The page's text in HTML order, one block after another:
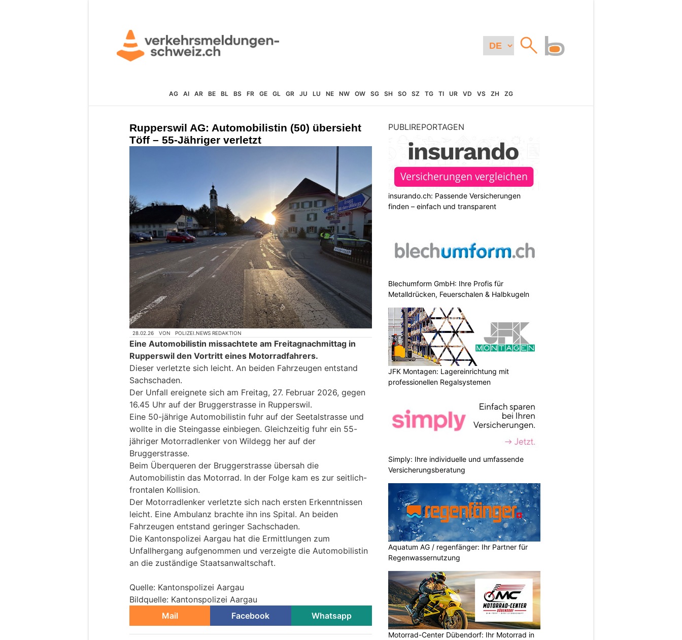
AG AI AR BE BL BS FR GE GL GR JU LU NE NW OW SG SH SO SZ TG TI UR VD VS ZH ZG
Rupperswil AG: Automobilistin (50) übersieht
Töff – 55-Jähriger verletzt
28.02.26 VON POLIZEI.NEWS REDAKTION
Eine Automobilistin missachtete am Freitagnachmittag in
Rupperswil den Vortritt eines Motorradfahrers.
Dieser verletzte sich leicht. An beiden Fahrzeugen entstand
Sachschaden.
Der Unfall ereignete sich am Freitag, 27. Februar 2026, gegen
16.45 Uhr auf der Bruggerstrasse in Rupperswil.
Eine 50-jährige Automobilistin fuhr auf der Seetalstrasse und
wollte in die Steingasse einbiegen. Gleichzeitig fuhr ein 55-
jähriger Motorradlenker von Wildegg her auf der
Bruggerstrasse.
Beim Überqueren der Bruggerstrasse übersah die
Automobilistin das Motorrad. In der Folge kam es zur seitlich-
frontalen Kollision.
Der Motorradlenker verletzte sich nach ersten Erkenntnissen
leicht. Eine Ambulanz brachte ihn ins Spital. An beiden
Fahrzeugen entstand geringer Sachschaden.
Die Kantonspolizei Aargau hat die Ermittlungen zum
Unfallhergang aufgenommen und verzeigte die Automobilistin
an die zuständige Staatsanwaltschaft.
Quelle: Kantonspolizei Aargau
Bildquelle: Kantonspolizei Aargau
Mail
Facebook Whatsapp
PUBLIREPORTAGEN
insurando.ch: Passende Versicherungen
finden – einfach und transparent
Blechumform GmbH: Ihre Profis für
Metalldrücken, Feuerschalen & Halbkugeln
JFK Montagen: Lagereinrichtung mit
professionellen Regalsystemen
Simply: Ihre individuelle und umfassende
Versicherungsberatung
Aquatum AG / regenfänger: Ihr Partner für
Regenwassernutzung
Motorrad-Center Dübendorf: Ihr Motorrad in